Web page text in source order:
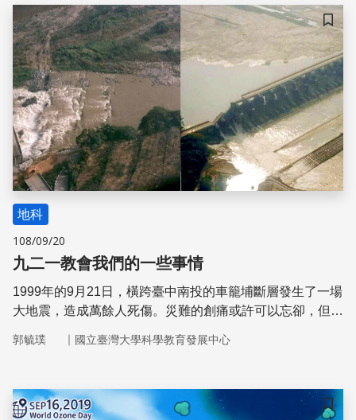
儲存
地科
108/09/20
九二一教會我們的一些事情
1999年的9月21日，橫跨臺中南投的車籠埔斷層發生了一場
大地震，造成萬餘人死傷。災難的創痛或許可以忘卻，但經
的各種地震做了許多更深入的研究和新科技的研發，如何面
最重要的課題。
郭毓璞 ｜ 國立臺灣大學科學教育發展中心
儲存